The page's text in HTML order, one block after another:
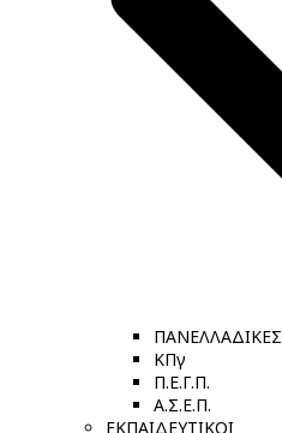
ΠΑΝΕΛΛΑΔΙΚΕΣ
ΚΠγ
Π.Ε.Γ.Π.
Α.Σ.Ε.Π.
ΕΚΠΑΙΔΕΥΤΙΚΟΙ